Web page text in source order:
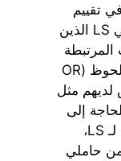
تقييم
خطر السرطان، موضحة أن حاملي LS الذين
بـ LS لديهم خطر متزايد بشكل ملحوظ (OR
لديهم مثل
إلى
تحسين الوعي والاختبارات الجينية لـ LS،
كبيرة (63.2%) من حاملي